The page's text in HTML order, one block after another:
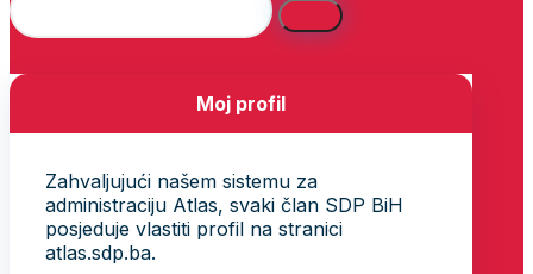
Moj profil
Zahvaljujući našem sistemu za
administraciju Atlas, svaki član SDP BiH
posjeduje vlastiti profil na stranici
atlas.sdp.ba.